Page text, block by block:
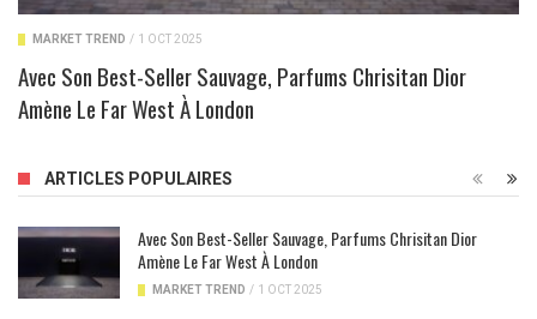
MARKET TREND / 1 OCT 2025
Avec Son Best-Seller Sauvage, Parfums Chrisitan Dior
Amène Le Far West À London
ARTICLES POPULAIRES
Avec Son Best-Seller Sauvage, Parfums Chrisitan Dior
Amène Le Far West À London
MARKET TREND / 1 OCT 2025